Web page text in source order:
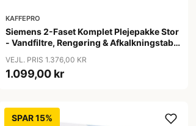
KAFFEPRO
Siemens 2-Faset Komplet Plejepakke Stor
- Vandfiltre, Rengøring & Afkalkningstabs
VEJL. PRIS 1.376,00 KR
1.099,00 kr
SPAR 15%